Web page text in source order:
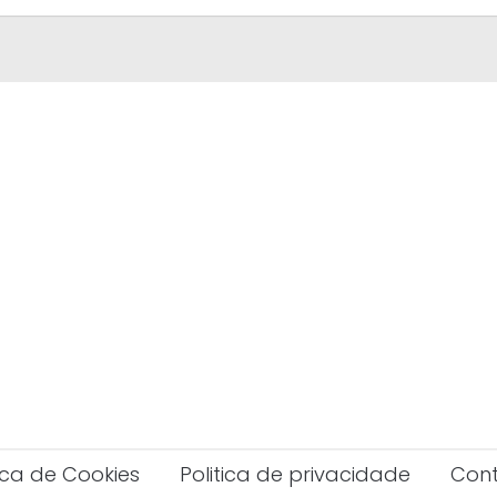
de Cookies Politica de privacidade